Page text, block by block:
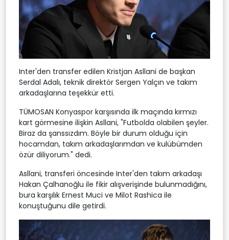
Inter'den transfer edilen Kristjan Asllani de başkan
Serdal Adalı, teknik direktör Sergen Yalçın ve takım
arkadaşlarına teşekkür etti.
TÜMOSAN Konyaspor karşısında ilk maçında kırmızı
kart görmesine ilişkin Asllani, "Futbolda olabilen şeyler.
Biraz da şanssızdım. Böyle bir durum olduğu için
hocamdan, takım arkadaşlarımdan ve kulübümden
özür diliyorum." dedi.
Asllani, transferi öncesinde Inter'den takım arkadaşı
Hakan Çalhanoğlu ile fikir alışverişinde bulunmadığını,
bura karşılık Ernest Muci ve Milot Rashica ile
konuştuğunu dile getirdi.